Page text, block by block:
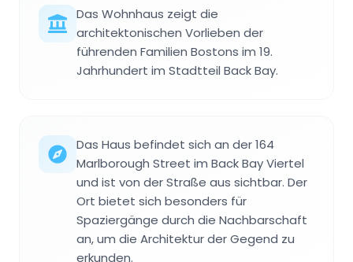
Das Wohnhaus zeigt die
architektonischen Vorlieben der
führenden Familien Bostons im 19.
Jahrhundert im Stadtteil Back Bay.
Das Haus befindet sich an der 164
Marlborough Street im Back Bay Viertel
und ist von der Straße aus sichtbar. Der
Ort bietet sich besonders für
Spaziergänge durch die Nachbarschaft
an, um die Architektur der Gegend zu
erkunden.